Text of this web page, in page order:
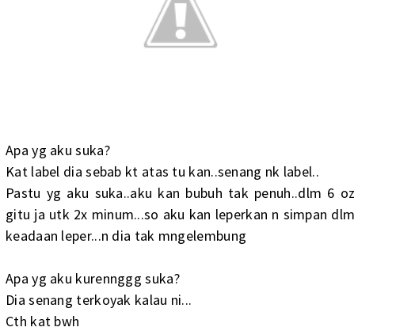
Apa yg aku suka?
Kat label dia sebab kt atas tu kan..senang nk label..
Pastu yg aku suka..aku kan bubuh tak penuh..dlm 6 oz
gitu ja utk 2x minum...so aku kan leperkan n simpan dlm
keadaan leper...n dia tak mngelembung
Apa yg aku kurennggg suka?
Dia senang terkoyak kalau ni...
Cth kat bwh